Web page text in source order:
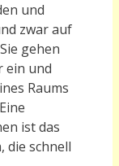
und
zwar auf
gehen
ein und
Raums
ist das
die schnell